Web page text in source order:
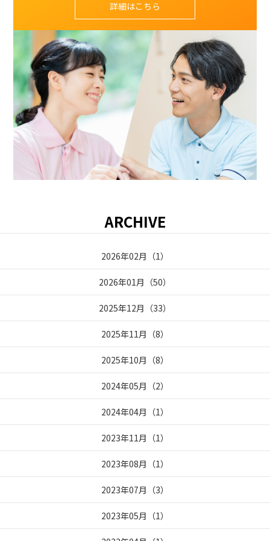
詳細はこちら
ARCHIVE
2026年02月 （1）
2026年01月 （50）
2025年12月 （33）
2025年11月 （8）
2025年10月 （8）
2024年05月 （2）
2024年04月 （1）
2023年11月 （1）
2023年08月 （1）
2023年07月 （3）
2023年05月 （1）